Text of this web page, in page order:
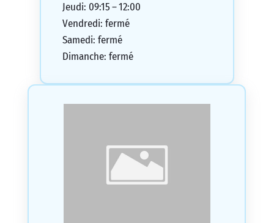
Jeudi: 09:15 – 12:00
Vendredi: fermé
Samedi: fermé
Dimanche: fermé